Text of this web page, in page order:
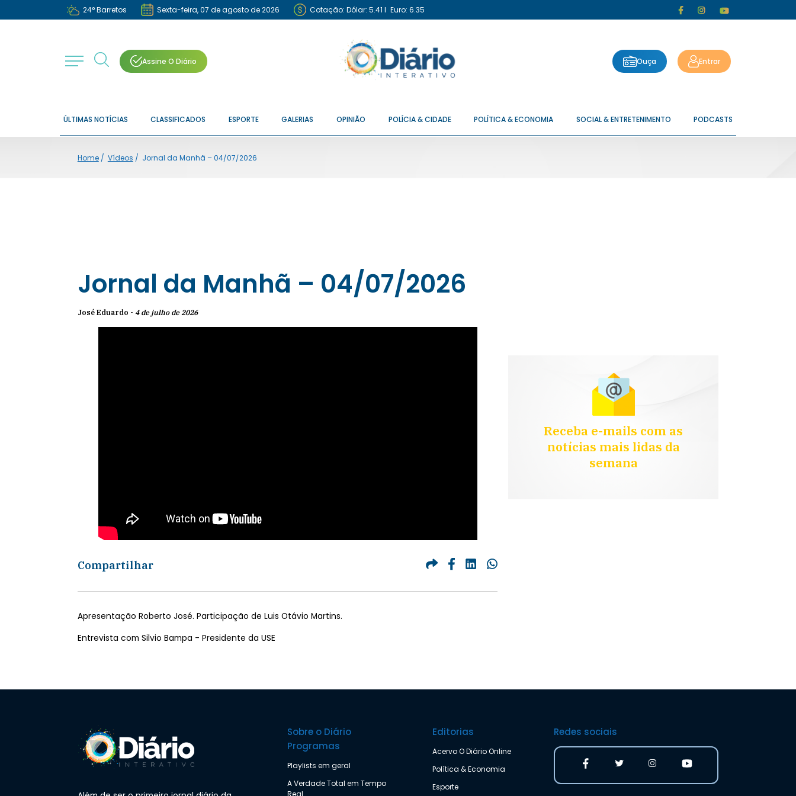
24°Barretos Sexta-feira, 07 de agosto de 2026 Cotação: Dólar: 5.41 I Euro: 6.35
Assine O Diário Ouça Entrar
ÚLTIMAS NOTÍCIAS CLASSIFICADOS ESPORTE GALERIAS OPINIÃO POLÍCIA & CIDADE POLÍTICA & ECONOMIA SOCIAL & ENTRETENIMENTO PODCASTS
Home/ Vídeos / Jornal da Manhã – 04/07/2026
Jornal da Manhã – 04/07/2026
José Eduardo - 4 de julho de 2026
Compartilhar
Apresentação Roberto José. Participação de Luis Otávio Martins.
Entrevista com Silvio Bampa - Presidente da USE
Receba e-mails com as
notícias mais lidas da
semana
Sobre o Diário
Programas
Playlists em geral
A Verdade Total em Tempo
Real
Editorias
Acervo O Diário Online
Política & Economia
Esporte
Redes sociais